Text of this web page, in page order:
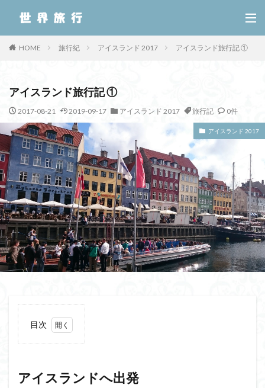
HOME 旅行紀 アイスランド 2017 アイスランド旅行記 ①
アイスランド旅行記 ①
2017-08-21 2019-09-17 アイスランド 2017 旅行記 0件
アイスランド 2017
目次
ンド
へ出
アイスランドへ出発